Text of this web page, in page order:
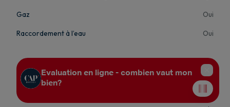
Gaz Oui
Raccordement à l’eau Oui
Cuisine Entièrement équipée
Commentaire
meubles, taque induction, hotte, lave-vaisselle, four, micro-